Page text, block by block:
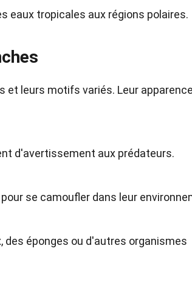
eaux tropicales aux régions polaires.
et leurs motifs variés. Leur
d'avertissement aux prédateurs.
se camoufler dans leur
éponges ou d'autres organismes